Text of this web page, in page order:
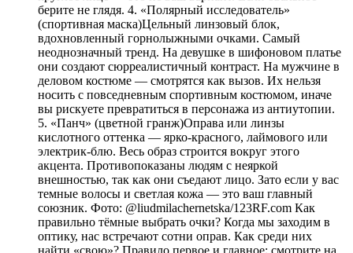
берите не глядя. 4. «Полярный исследователь»
(спортивная маска)Цельный линзовый блок,
вдохновленный горнолыжными очками. Самый
неоднозначный тренд. На девушке в шифоновом платье
они создают сюрреалистичный контраст. На мужчине в
деловом костюме — смотрятся как вызов. Их нельзя
носить с повседневным спортивным костюмом, иначе
вы рискуете превратиться в персонажа из антиутопии.
5. «Панч» (цветной гранж)Оправа или линзы
кислотного оттенка — ярко-красного, лаймового или
электрик-блю. Весь образ строится вокруг этого
акцента. Противопоказаны людям с неяркой
внешностью, так как они съедают лицо. Зато если у вас
темные волосы и светлая кожа — это ваш главный
союзник. Фото: @liudmilachernetska/123RF.com Как
правильно тёмные выбрать очки? Когда мы заходим в
оптику, нас встречают сотни оправ. Как среди них
найти «свою»? Правило первое и главное: смотрите на